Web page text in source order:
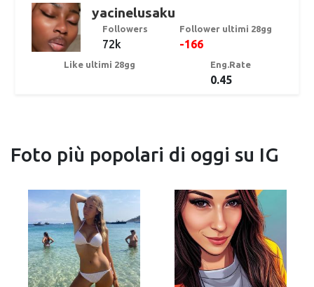
yacinelusaku
Followers
72k
Follower ultimi 28gg
-166
Like ultimi 28gg Eng.Rate
0.45
Foto più popolari di oggi su IG